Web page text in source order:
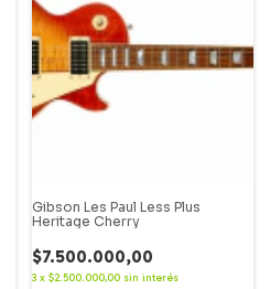
Gibson Les Paul Less Plus
Heritage Cherry
$7.500.000,00
3 x $2.500.000,00 sin interés